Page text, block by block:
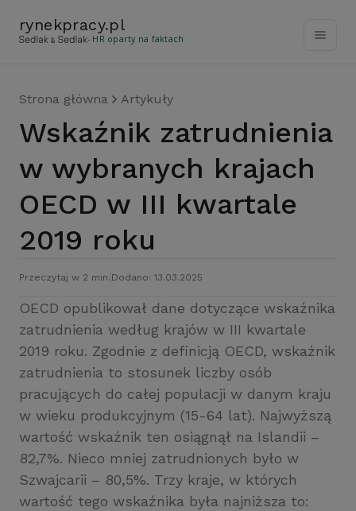
rynekpracy.pl
- HR oparty na faktach
Strona główna Artykuły
Wskaźnik zatrudnienia
w wybranych krajach
OECD w III kwartale
2019 roku
Przeczytaj w 2 min. Dodano: 13.03.2025
OECD opublikował dane dotyczące wskaźnika
zatrudnienia według krajów w III kwartale
2019 roku. Zgodnie z definicją OECD, wskaźnik
zatrudnienia to stosunek liczby osób
pracujących do całej populacji w danym kraju
w wieku produkcyjnym (15-64 lat). Najwyższą
wartość wskaźnik ten osiągnął na Islandii –
82,7%. Nieco mniej zatrudnionych było w
Szwajcarii – 80,5%. Trzy kraje, w których
wartość tego wskaźnika była najniższa to: